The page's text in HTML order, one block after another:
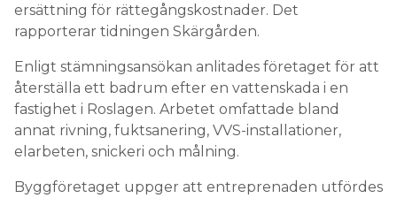
ersättning för rättegångskostnader. Det
rapporterar tidningen Skärgården.
Enligt stämningsansökan anlitades företaget för att
återställa ett badrum efter en vattenskada i en
fastighet i Roslagen. Arbetet omfattade bland
annat rivning, fuktsanering, VVS-installationer,
elarbeten, snickeri och målning.
Byggföretaget uppger att entreprenaden utfördes